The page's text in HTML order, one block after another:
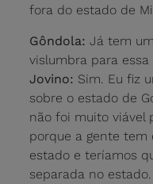
fora do estado de
Gôndola: Já tem
vislumbra para essa
Jovino: Sim. Eu fiz
sobre o estado de
não foi muito viável
porque a gente tem
estado e teríamos
separada no